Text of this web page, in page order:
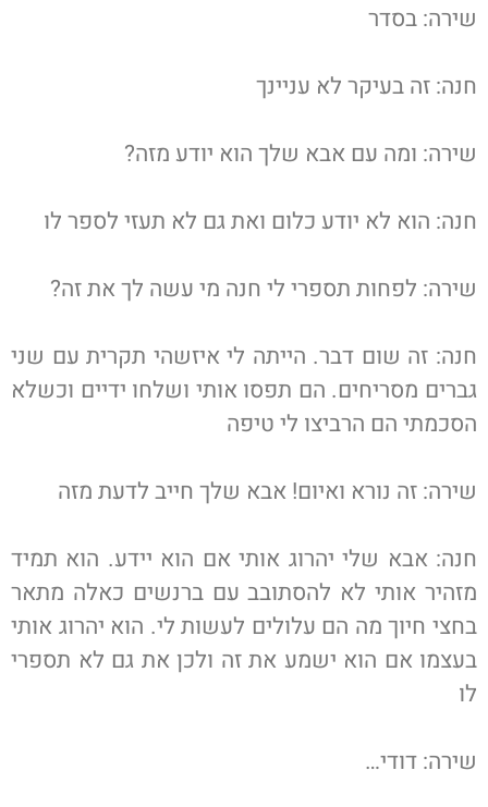
שירה: בסדר
חנה: זה בעיקר לא עניינך
שירה: ומה עם אבא שלך הוא יודע מזה?
חנה: הוא לא יודע כלום ואת גם לא תעזי לספר לו
שירה: לפחות תספרי לי חנה מי עשה לך את זה?
חנה: זה שום דבר. הייתה לי איזשהי תקרית עם שני
גברים מסריחים. הם תפסו אותי ושלחו ידיים וכשלא
הסכמתי הם הרביצו לי טיפה
שירה: זה נורא ואיום! אבא שלך חייב לדעת מזה
חנה: אבא שלי יהרוג אותי אם הוא יידע. הוא תמיד
מזהיר אותי לא להסתובב עם ברנשים כאלה מתאר
בחצי חיוך מה הם עלולים לעשות לי. הוא יהרוג אותי
בעצמו אם הוא ישמע את זה ולכן את גם לא תספרי
לו
שירה: דודי…